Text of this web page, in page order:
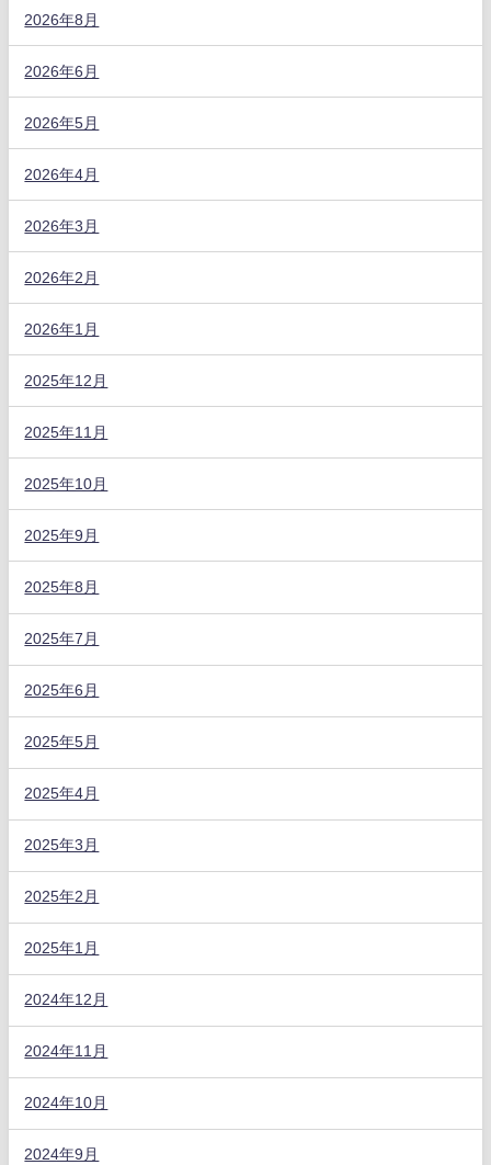
2026年8月
2026年6月
2026年5月
2026年4月
2026年3月
2026年2月
2026年1月
2025年12月
2025年11月
2025年10月
2025年9月
2025年8月
2025年7月
2025年6月
2025年5月
2025年4月
2025年3月
2025年2月
2025年1月
2024年12月
2024年11月
2024年10月
2024年9月